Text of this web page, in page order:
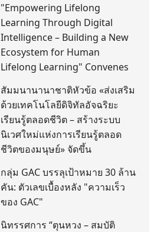
"Empowering Lifelong
Learning Through Digital
Intelligence – Building a New
Ecosystem for Human
Lifelong Learning" Convenes
สัมมนานานาชาติหัวข้อ «ส่งเสริม
ด้วยเทคโนโลยีดิจิทัลอัจฉริยะ
เรียนรู้ตลอดชีวิต – สร้างระบบ
นิเวศใหม่แห่งการเรียนรู้ตลอด
ชีวิตของมนุษย์» จัดขึ้น
กลุ่ม GAC บรรลุเป้าหมาย 30 ล้าน
คัน: ตัวเลขเบื้องหลัง "ความเร็ว
ของ GAC"
นิทรรศการ “ตุนหวง – สมบัติ